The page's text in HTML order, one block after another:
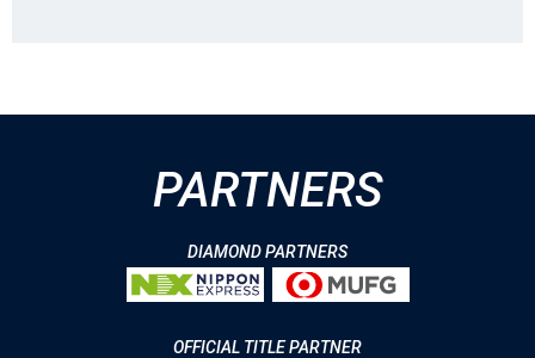
PARTNERS
DIAMOND PARTNERS
OFFICIAL TITLE PARTNER